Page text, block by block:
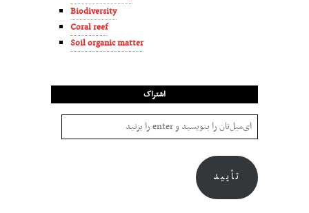
Biodiversity
Coral reef
Soil organic matter
اشتراک
تأیید